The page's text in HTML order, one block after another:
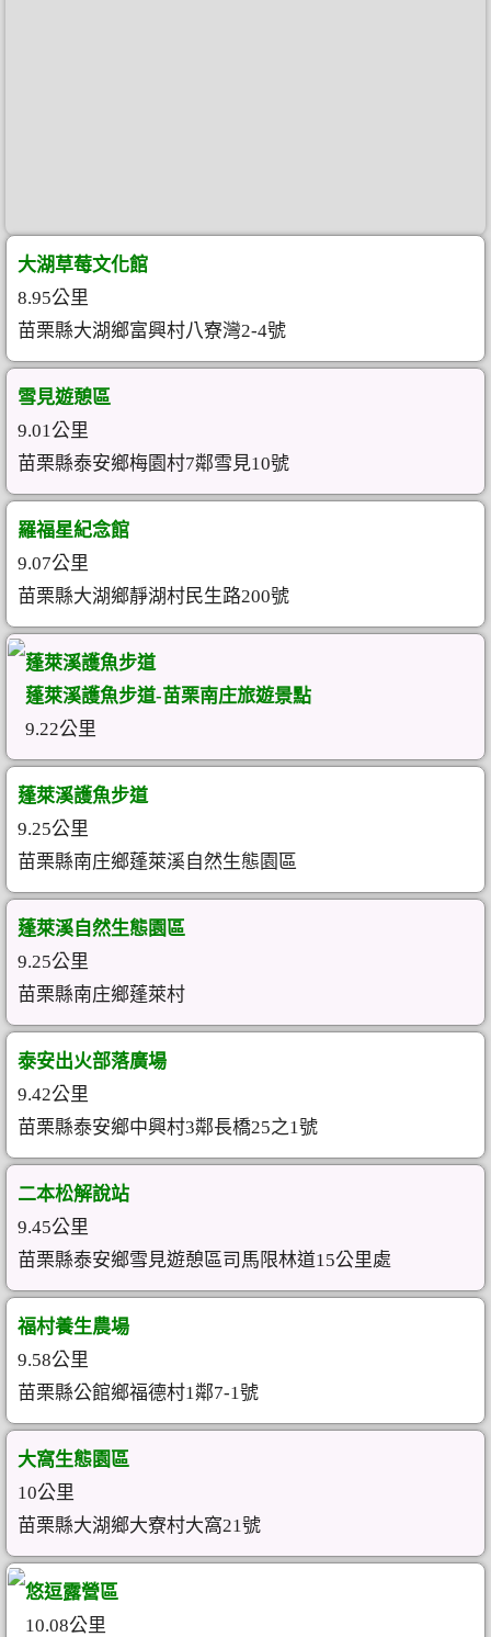
大湖草莓文化館
8.95公里
苗栗縣大湖鄉富興村八寮灣2-4號
雪見遊憩區
9.01公里
苗栗縣泰安鄉梅園村7鄰雪見10號
羅福星紀念館
9.07公里
苗栗縣大湖鄉靜湖村民生路200號
蓬萊溪護魚步道
蓬萊溪護魚步道-苗栗南庄旅遊景點
9.22公里
蓬萊溪護魚步道
9.25公里
苗栗縣南庄鄉蓬萊溪自然生態園區
蓬萊溪自然生態園區
9.25公里
苗栗縣南庄鄉蓬萊村
泰安出火部落廣場
9.42公里
苗栗縣泰安鄉中興村3鄰長橋25之1號
二本松解說站
9.45公里
苗栗縣泰安鄉雪見遊憩區司馬限林道15公里處
福村養生農場
9.58公里
苗栗縣公館鄉福德村1鄰7-1號
大窩生態園區
10公里
苗栗縣大湖鄉大寮村大窩21號
悠逗露營區
10.08公里